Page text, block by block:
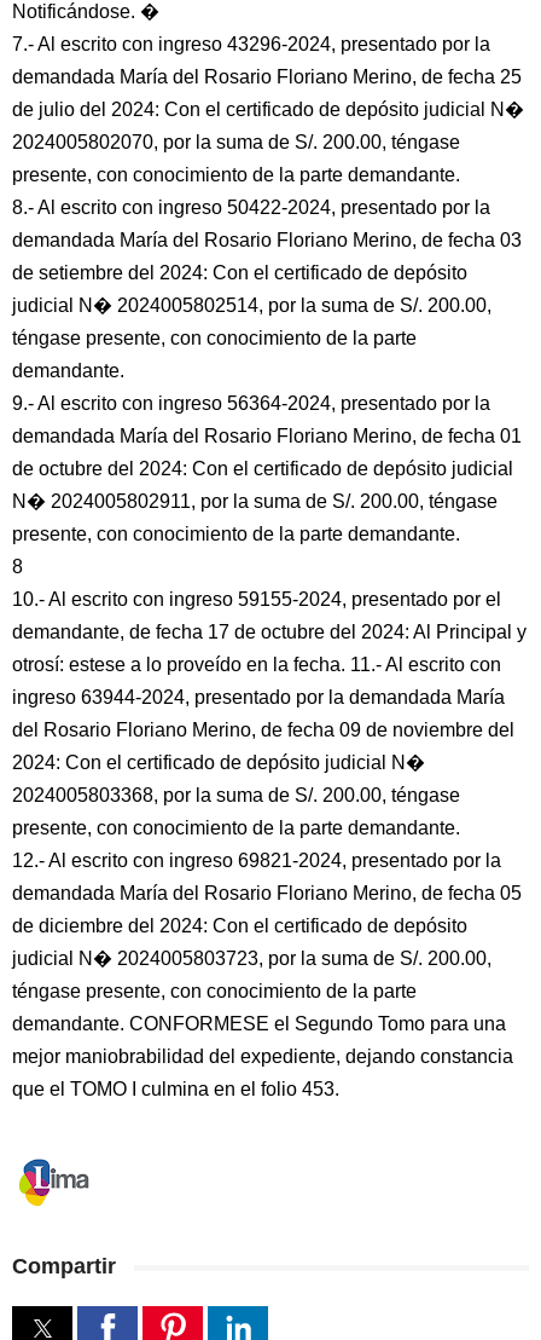
Notificándose. �
7.- Al escrito con ingreso 43296-2024, presentado por la
demandada María del Rosario Floriano Merino, de fecha 25
de julio del 2024: Con el certificado de depósito judicial N�
2024005802070, por la suma de S/. 200.00, téngase
presente, con conocimiento de la parte demandante.
8.- Al escrito con ingreso 50422-2024, presentado por la
demandada María del Rosario Floriano Merino, de fecha 03
de setiembre del 2024: Con el certificado de depósito
judicial N� 2024005802514, por la suma de S/. 200.00,
téngase presente, con conocimiento de la parte
demandante.
9.- Al escrito con ingreso 56364-2024, presentado por la
demandada María del Rosario Floriano Merino, de fecha 01
de octubre del 2024: Con el certificado de depósito judicial
N� 2024005802911, por la suma de S/. 200.00, téngase
presente, con conocimiento de la parte demandante.
8
10.- Al escrito con ingreso 59155-2024, presentado por el
demandante, de fecha 17 de octubre del 2024: Al Principal y
otrosí: estese a lo proveído en la fecha. 11.- Al escrito con
ingreso 63944-2024, presentado por la demandada María
del Rosario Floriano Merino, de fecha 09 de noviembre del
2024: Con el certificado de depósito judicial N�
2024005803368, por la suma de S/. 200.00, téngase
presente, con conocimiento de la parte demandante.
12.- Al escrito con ingreso 69821-2024, presentado por la
demandada María del Rosario Floriano Merino, de fecha 05
de diciembre del 2024: Con el certificado de depósito
judicial N� 2024005803723, por la suma de S/. 200.00,
téngase presente, con conocimiento de la parte
demandante. CONFORMESE el Segundo Tomo para una
mejor maniobrabilidad del expediente, dejando constancia
que el TOMO I culmina en el folio 453.
Compartir